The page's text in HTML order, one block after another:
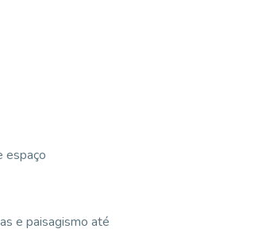
espaço
e paisagismo até